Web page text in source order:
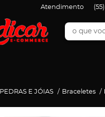
Atendimento (55)
PEDRAS E JÓIAS Braceletes